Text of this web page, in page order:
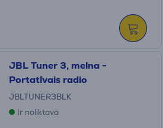
JBL Tuner 3, melna -
Portatīvais radio
JBLTUNER3BLK
Ir noliktavā